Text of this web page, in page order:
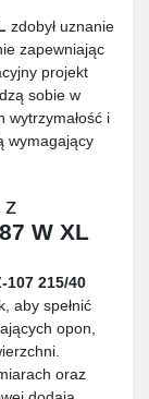
zdobył uznanie
zapewniając
projekt
sobie w
wytrzymałość i
wymagający
z
W XL
107 215/40
aby spełnić
opon,
oraz